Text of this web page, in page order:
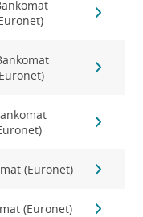
(Euronet)
(Euronet)